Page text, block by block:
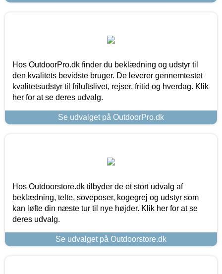
Hos OutdoorPro.dk finder du beklædning og udstyr til
den kvalitets bevidste bruger. De leverer gennemtestet
kvalitetsudstyr til friluftslivet, rejser, fritid og hverdag. Klik
her for at se deres udvalg.
Se udvalget på OutdoorPro.dk
Hos Outdoorstore.dk tilbyder de et stort udvalg af
beklædning, telte, soveposer, kogegrej og udstyr som
kan løfte din næste tur til nye højder. Klik her for at se
deres udvalg.
Se udvalget på Outdoorstore.dk